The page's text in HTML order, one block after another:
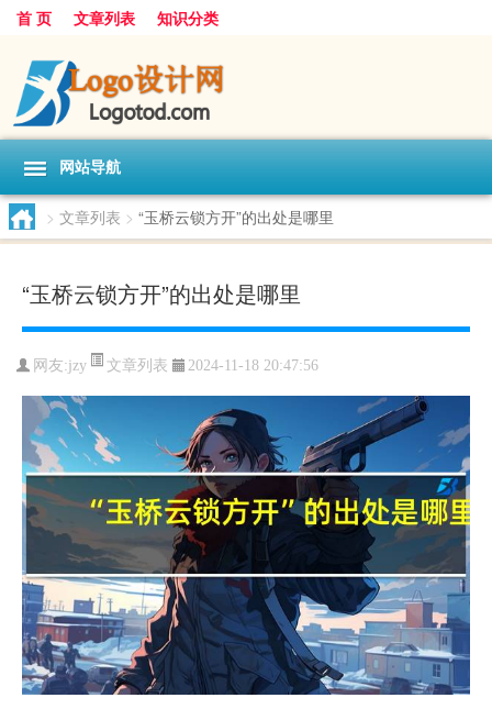
首 页 文章列表 知识分类
网站导航
> 文章列表 > “玉桥云锁方开”的出处是哪里
“玉桥云锁方开”的出处是哪里
网友:jzy 文章列表 2024-11-18 20:47:56